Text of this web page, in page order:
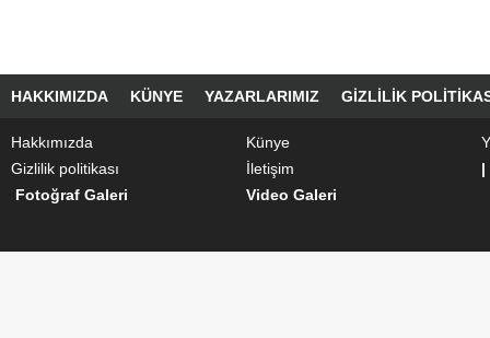
HAKKIMIZDA KÜNYE YAZARLARIMIZ GIZLILIK
Hakkımızda Künye
Gizlilik politikası
İletişim
|
Fotoğraf Galeri
Video Galeri